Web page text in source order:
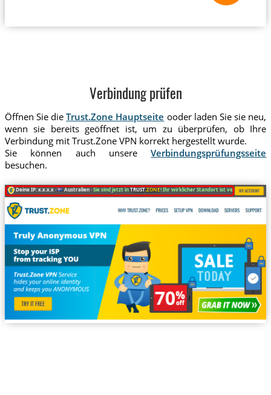
Verbindung prüfen
Öffnen Sie dieTrust.Zone Hauptseite ooder laden Sie sie neu,
wenn sie bereits geöffnet ist, um zu überprüfen, ob Ihre
Verbindung mit Trust.Zone VPN korrekt hergestellt wurde.
Sie können auch unsereVerbindungsprüfungsseite
besuchen.
Deine IP: x.x.x.x · Australien ·Sie sind jetzt inTRUST.ZONE! Ihr wirklicher Standort ist versteckt!